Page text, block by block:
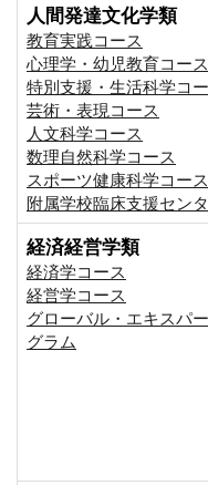
人間発達文化学類
教育実践コース
心理学・幼児教育コース
特別支援・生活科学コ
芸術・表現コース
人文科学コース
数理自然科学コース
スポーツ健康科学コース
附属学校臨床支援セン
経済経営学類
経済学コース
経営学コース
グローバル・エキスパ
グラム